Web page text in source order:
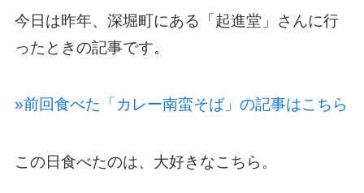
今日は昨年、深堀町にある「起進堂」さんに行
ったときの記事です。
»前回食べた「カレー南蛮そば」の記事はこちら
この日食べたのは、大好きなこちら。